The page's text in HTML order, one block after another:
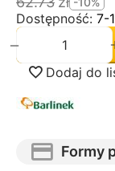
Dostępność: 7-
−
Dodaj do
Formy